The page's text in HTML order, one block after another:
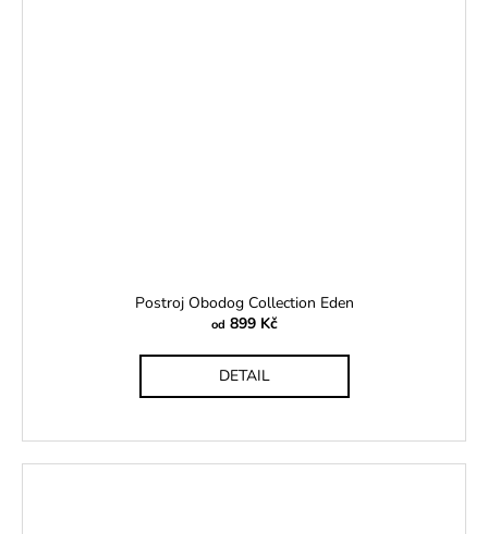
Postroj Obodog Collection Eden
od 899 Kč
DETAIL